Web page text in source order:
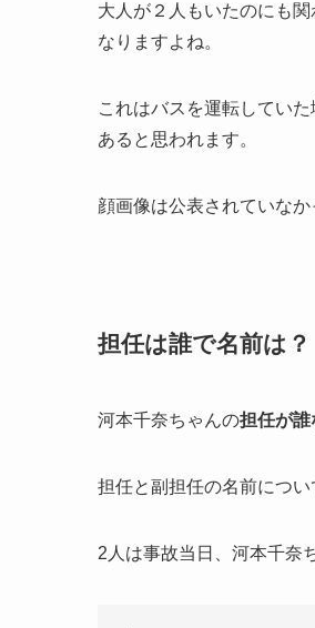
大人が２人もいたのにも
なりますよね。
これはバスを運転してい
あると思われます。
顔画像は公表されていな
担任は誰で名前は？
河本千奈ちゃんの担任が誰
担任と副担任の名前につ
2人は事故当日、河本千奈